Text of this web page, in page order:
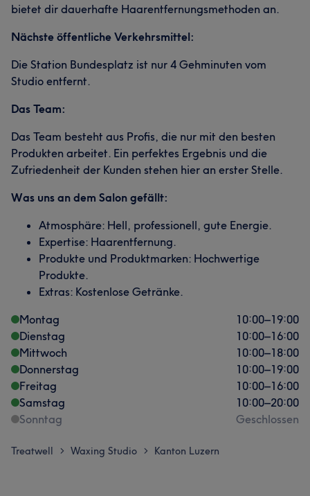
bietet dir dauerhafte Haarentfernungsmethoden an.
Nächste öffentliche Verkehrsmittel:
Die Station Bundesplatz ist nur 4 Gehminuten vom
Studio entfernt.
Das Team:
Das Team besteht aus Profis, die nur mit den besten
Produkten arbeitet. Ein perfektes Ergebnis und die
Zufriedenheit der Kunden stehen hier an erster Stelle.
Was uns an dem Salon gefällt:
Atmosphäre: Hell, professionell, gute Energie.
Expertise: Haarentfernung.
Produkte und Produktmarken: Hochwertige
Produkte.
Extras: Kostenlose Getränke.
Montag
10:00–19:00
Dienstag
10:00–16:00
Mittwoch
10:00–18:00
Donnerstag
10:00–19:00
Freitag
10:00–16:00
Samstag
10:00–20:00
Sonntag
Geschlossen
Treatwell > Waxing Studio > Kanton Luzern